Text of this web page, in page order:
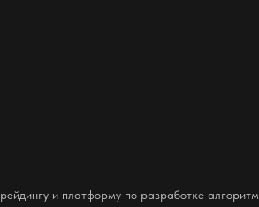
и платформу по разработке